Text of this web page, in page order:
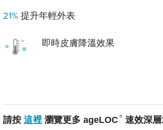
21% 提升年輕外表
即時皮膚降溫效果
請按 這裡 瀏覽更多 ageLOC® 速效深層